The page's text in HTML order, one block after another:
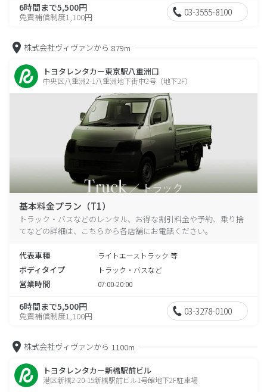
6時間まで5,500円
免責補償制度1,100円 03-3555-8100
株式会社ヴィヴァンから 879m
トヨタレンタカー東京駅八重洲口
中央区八重洲2-1八重洲地下街中2号（地下2F）
基本料金プラン（T1）
トラック・バスなどのレンタル、お得な割引料金や予約、乗り捨
てなどの詳細は、こちらから各店舗にお電話ください。
代表車種 ライトエーストラック 等
ボディタイプ トラック・バスなど
営業時間 07:00-20:00
6時間まで5,500円
免責補償制度1,100円 03-3278-0100
株式会社ヴィヴァンから 1100m
トヨタレンタカー新橋駅前ビル
港区新橋2-20-15新橋駅前ビル1号館地下2F駐車場